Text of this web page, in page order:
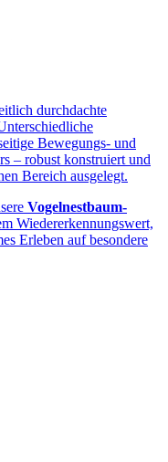
durchdachte
Bewegungs- und
– robust konstruiert und
Bereich ausgelegt.
Vogelnestbaum-
Wiedererkennungswert,
Erleben auf besondere